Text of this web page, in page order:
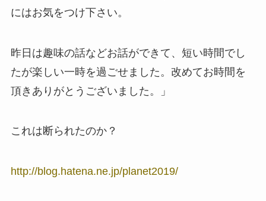
にはお気をつけ下さい。
昨日は趣味の話などお話ができて、短い時間でし
たが楽しい一時を過ごせました。改めてお時間を
頂きありがとうございました。」
これは断られたのか？
http://blog.hatena.ne.jp/planet2019/